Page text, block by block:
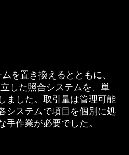
を置き換えるとともに、
した照合システムを、単
ました。取引量は管理可能
システムで項目を個別に処
作業が必要でした。